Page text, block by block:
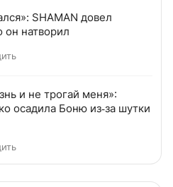
SHAMAN довел
натворил
и не трогай меня»:
осадила Боню из‑за шутки